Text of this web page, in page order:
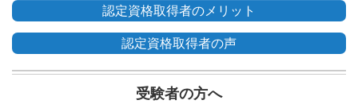
認定資格取得者のメリット
認定資格取得者の声
受験者の方へ